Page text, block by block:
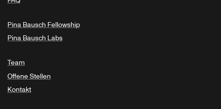
Pina Bausch Fellowship
Pina Bausch Labs
Team
Offene Stellen
Kontakt